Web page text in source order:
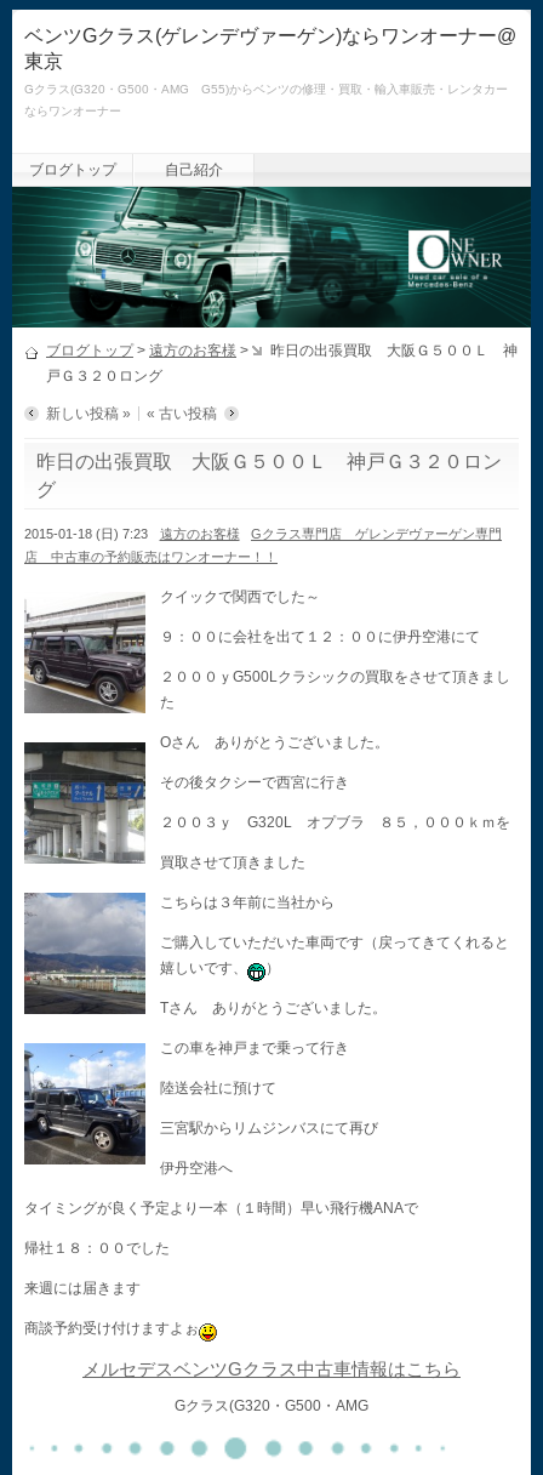
ベンツGクラス(ゲレンデヴァーゲン)ならワンオーナー@
東京
Gクラス(G320・G500・AMG G55)からベンツの修理・買取・輸入車販売・レンタカー
ならワンオーナー
ブログトップ 自己紹介
ブログトップ> 遠方のお客様 >
昨日の出張買取 大阪Ｇ５００Ｌ 神
戸Ｇ３２０ロング
新しい投稿 » « 古い投稿
昨日の出張買取 大阪Ｇ５００Ｌ 神戸Ｇ３２０ロン
グ
2015-01-18 (日) 7:23 遠方のお客様
Gクラス専門店 ゲレンデヴァーゲン専門
店 中古車の予約販売はワンオーナー！！
クイックで関西でした～
９：００に会社を出て１２：００に伊丹空港にて
２０００ｙG500Lクラシックの買取をさせて頂きまし
た
Oさん ありがとうございました。
その後タクシーで西宮に行き
２００３ｙ G320L オプブラ ８５，０００ｋｍを
買取させて頂きました
こちらは３年前に当社から
ご購入していただいた車両です（戻ってきてくれると
嬉しいです、
）
Tさん ありがとうございました。
この車を神戸まで乗って行き
陸送会社に預けて
三宮駅からリムジンバスにて再び
伊丹空港へ
タイミングが良く予定より一本（１時間）早い飛行機ANAで
帰社１８：００でした
来週には届きます
商談予約受け付けますよぉ
メルセデスベンツGクラス中古車情報はこちら
Gクラス(G320・G500・AMG